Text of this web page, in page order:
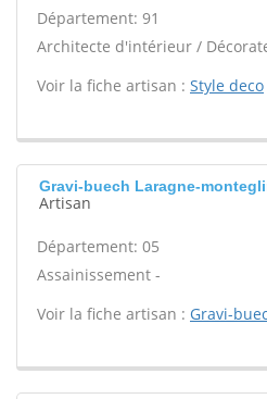
Département: 91
Architecte d'intérieur /
Voir la fiche artisan : Style deco
Gravi-buech Laragne-
Artisan
Département: 05
Assainissement -
Voir la fiche artisan : Gravi-